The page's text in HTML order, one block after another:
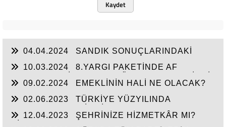
Kaydet
04.04.2024
SANDIK SONUÇLARINDAKİ
10.03.2024
8.YARGI PAKETİNDE AF
09.02.2024
EMEKLİNİN HALİ NE OLACAK?
02.06.2023
TÜRKİYE YÜZYILINDA
İLE İKİNCİ BİR ŞANS VERİLMELİ
12.04.2023
ŞEHRİNİZE HİZMETKÂR MI?